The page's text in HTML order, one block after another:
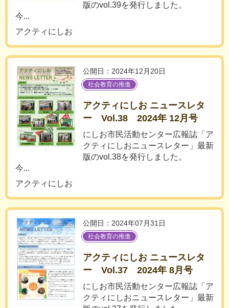
版のvol.39を発行しました。
今...
アクティにしお
公開日：2024年12月20日
社会教育の推進
アクティにしお ニュースレタ
ー Vol.38 2024年 12月号
にしお市民活動センター広報誌「ア
クティにしおニュースレター」最新
版のvol.38を発行しました。
今...
アクティにしお
公開日：2024年07月31日
社会教育の推進
アクティにしお ニュースレタ
ー Vol.37 2024年 8月号
にしお市民活動センター広報誌「ア
クティにしおニュースレター」最新